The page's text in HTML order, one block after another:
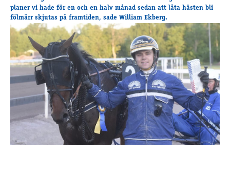
Hört och hänt
Tävling
Tävlingsserier
Träning och provlopp
Aktiva
Månadens hästägare 2026
Månadens B-tränare 2026
Euro Classic Trot
planer vi hade för en och en halv månad sedan att låta hästen bli
fölmärr skjutas på framtiden, sade William Ekberg.